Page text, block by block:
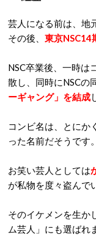
芸人になる前は、地
その後、 東京NSC14
NSC卒業後、一時は
散し、同時にNSCの
ーギャング」を結成
コンビ名は、とにか
った名前だそうです。
お笑い芸人としては
が私物を度々盗んで
そのイケメンを生か
ム芸人」にも選ばれ